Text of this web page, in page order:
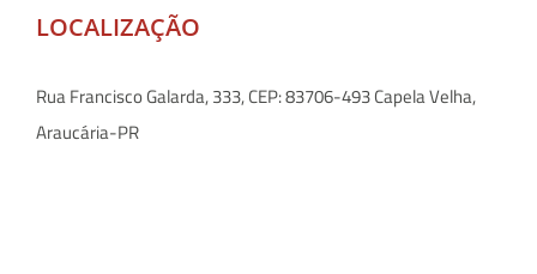
LOCALIZAÇÃO
Rua Francisco Galarda, 333, CEP: 83706-493 Capela Velha,
Araucária-PR